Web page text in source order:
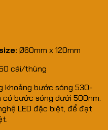
Ø60mm x 120mm
cái/thùng
khoảng bước sóng 530-
có bước sóng dưới 500nm.
LED đặc biệt, để đạt